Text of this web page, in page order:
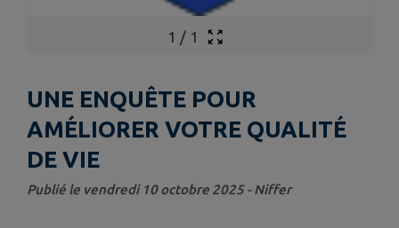
1 / 1
UNE ENQUÊTE POUR
AMÉLIORER VOTRE QUALITÉ
DE VIE
Publié le vendredi 10 octobre 2025 - Niffer